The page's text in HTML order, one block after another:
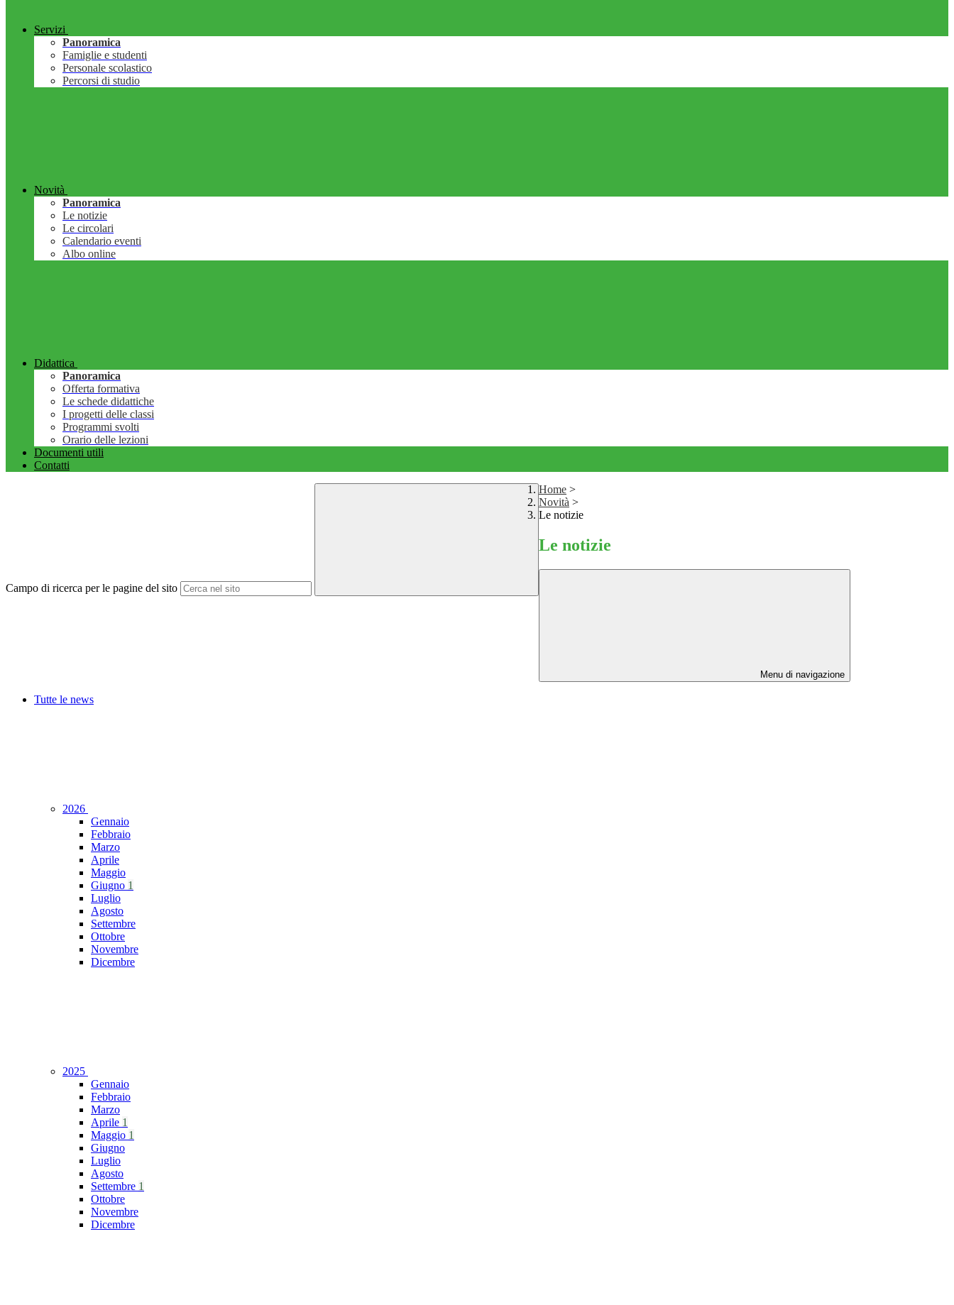
Servizi
Panoramica
Famiglie e studenti
Personale scolastico
Percorsi di studio
Novità
Panoramica
Le notizie
Le circolari
Calendario eventi
Albo online
Didattica
Panoramica
Offerta formativa
Le schede didattiche
I progetti delle classi
Programmi svolti
Orario delle lezioni
Documenti utili
Contatti
Campo di ricerca per le pagine del sito
Home >
Novità >
Le notizie
Le notizie
Menu di navigazione
Tutte le news
2026
Gennaio
Febbraio
Marzo
Aprile
Maggio
Giugno 1
Luglio
Agosto
Settembre
Ottobre
Novembre
Dicembre
2025
Gennaio
Febbraio
Marzo
Aprile 1
Maggio 1
Giugno
Luglio
Agosto
Settembre 1
Ottobre
Novembre
Dicembre